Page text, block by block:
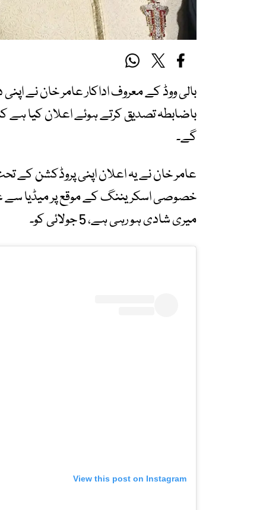
بالی ووڈ کے معروف اداکار عامر خان نے
گے۔
خصوصی اسکریننگ کے موقع پر میڈیا سے
میری شادی ہو رہی ہے، 5 جولائی کو۔
View this post on Instagram